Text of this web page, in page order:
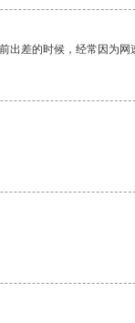
差的时候，经常因为